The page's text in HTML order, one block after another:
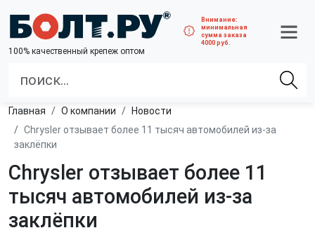
100% качественный крепеж оптом
Внимание:
минимальная
сумма заказа
4000 руб.
Главная О компании
Новости
Chrysler отзывает более 11 тысяч автомобилей из-за
заклёпки
Chrysler отзывает более 11
тысяч автомобилей из-за
заклёпки